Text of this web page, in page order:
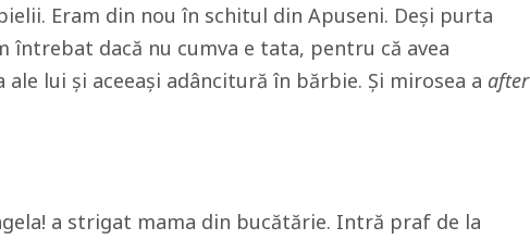
Eram din nou în schitul din Apuseni. Deși purta
întrebat dacă nu cumva e tata, pentru că avea
ale lui și aceeași adâncitură în bărbie. Și mirosea a after
a strigat mama din bucătărie. Intră praf de la